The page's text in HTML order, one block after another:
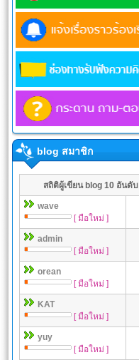
blog สมาชิก
สถิติผู้เขียน blog 10 อันดับ
wave
[ มือใหม่ ]
admin
[ มือใหม่ ]
orean
[ มือใหม่ ]
KAT
[ มือใหม่ ]
yuy
[ มือใหม่ ]